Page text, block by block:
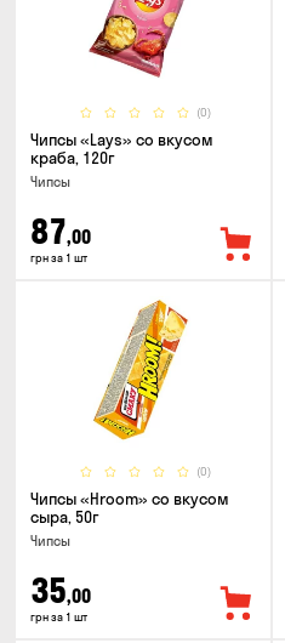
(0)
Чипсы «Lays» со вкусом
краба, 120г
Чипсы
87,00
грн за 1 шт
(0)
Чипсы «Hroom» со вкусом
сыра, 50г
Чипсы
35,00
грн за 1 шт